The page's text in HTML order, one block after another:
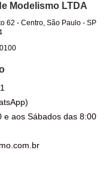
Modelismo LTDA
62 - Centro, São Paulo- SP
e aos Sábados das 8:00